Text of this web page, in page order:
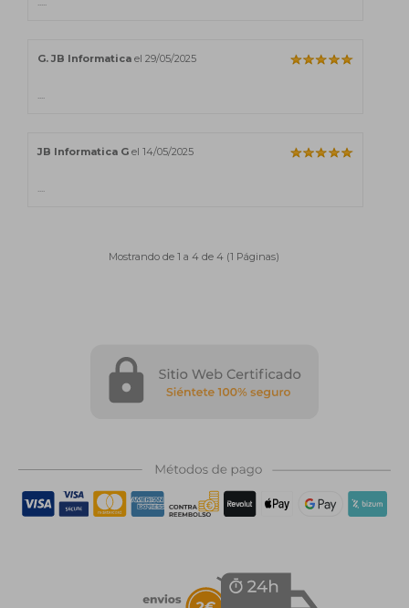
G. JB Informatica el 29/05/2025
JB Informatica G el 14/05/2025
Mostrando de 1 a 4 de 4 (1 Páginas)